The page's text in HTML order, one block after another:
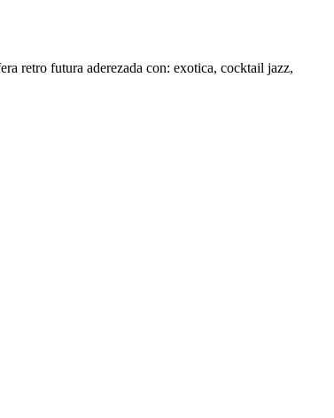
retro futura aderezada con: exotica, cocktail jazz,